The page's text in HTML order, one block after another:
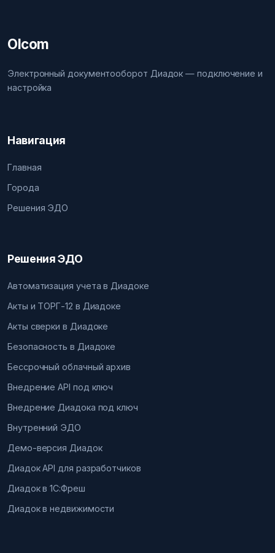
Olcom
Электронный документооборот Диадок — подключение и
настройка
Навигация
Главная
Города
Решения ЭДО
Решения ЭДО
Автоматизация учета в Диадоке
Акты и ТОРГ-12 в Диадоке
Акты сверки в Диадоке
Безопасность в Диадоке
Бессрочный облачный архив
Внедрение API под ключ
Внедрение Диадока под ключ
Внутренний ЭДО
Демо-версия Диадок
Диадок API для разработчиков
Диадок в 1С:Фреш
Диадок в недвижимости